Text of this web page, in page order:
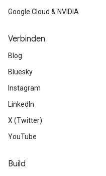
Google Cloud & NVIDIA
Verbinden
Blog
Bluesky
Instagram
LinkedIn
X (Twitter)
YouTube
Build